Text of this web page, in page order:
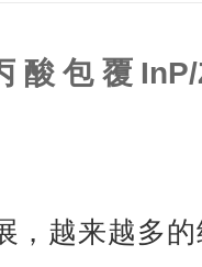
酸包覆
，越来越多